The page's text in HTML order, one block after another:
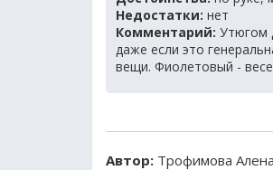
Недостатки: нет
Комментарий: Утюгом
даже если это
вещи. Фиолетовый -
Автор: Трофимова Алена